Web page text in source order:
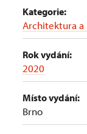
Kategorie:
Architektura a
Rok vydání:
2020
Místo vydání:
Brno